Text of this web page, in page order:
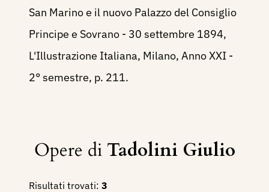
San Marino e il nuovo Palazzo del Consiglio
Principe e Sovrano - 30 settembre 1894,
L'Illustrazione Italiana, Milano, Anno XXI -
2° semestre, p. 211.
Opere di Tadolini Giulio
Risultati trovati: 3